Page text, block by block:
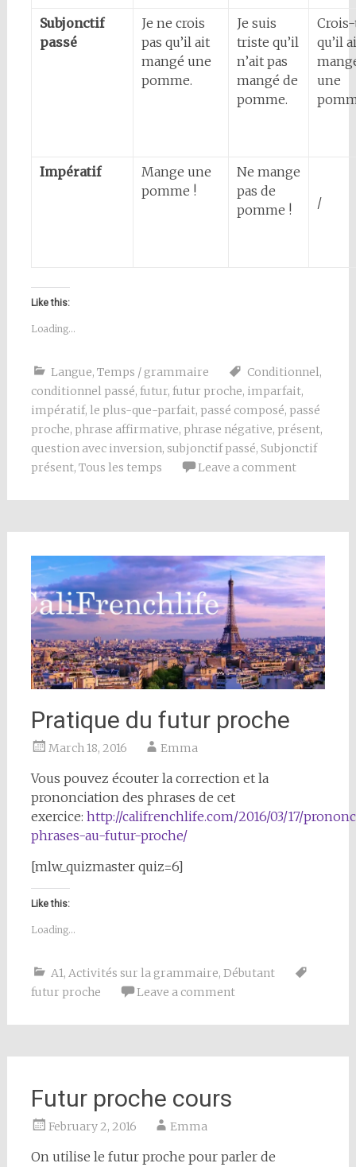
Subjonctif
passé
Je ne crois
pas qu’il ait
mangé une
pomme.
Je suis
triste qu’il
n’ait pas
mangé de
pomme.
qu’il
une
Impératif
Mange une
pomme !
Ne mange
pas de
pomme !
/
Like this:
Loading...
Langue, Temps / grammaire Conditionnel,
conditionnel passé, futur, futur proche, imparfait,
impératif, le plus-que-parfait, passé composé, passé
proche, phrase affirmative, phrase négative, présent,
question avec inversion, subjonctif passé, Subjonctif
présent, Tous les temps Leave a comment
Pratique du futur proche
March 18, 2016 Emma
Vous pouvez écouter la correction et la
prononciation des phrases de cet
exercice: http://califrenchlife.com/2016/03/17/
phrases-au-futur-proche/
[mlw_quizmaster quiz=6]
Like this:
Loading...
A1, Activités sur la grammaire, Débutant
futur proche
Leave a comment
Futur proche cours
February 2, 2016 Emma
On utilise le futur proche pour parler de